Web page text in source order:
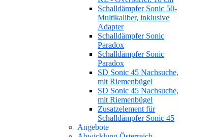
Schalldämpfer Sonic 50-
Multikaliber, inklusive
Adapter
Schalldämpfer Sonic
Paradox
Schalldämpfer Sonic
Paradox
SD Sonic 45 Nachsuche,
mit Riemenbügel
SD Sonic 45 Nachsuche,
mit Riemenbügel
Zusatzelement für
Schalldämpfer Sonic 45
Angebote